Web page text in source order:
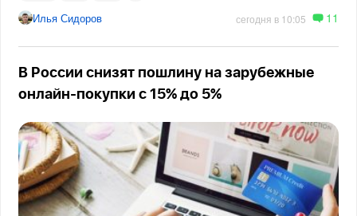
Илья Сидоров сегодня в 10:05 11
В России снизят пошлину на зарубежные
онлайн-покупки с 15% до 5%